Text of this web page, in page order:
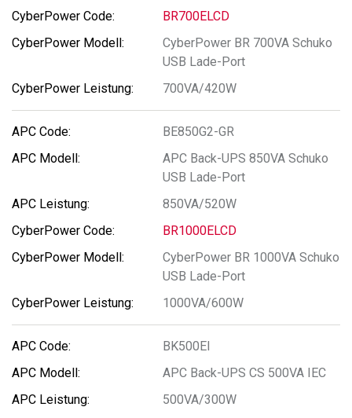
BR700ELCD
CyberPower BR 700VA Schuko
USB Lade-Port
700VA/420W
BE850G2-GR
APC Back-UPS 850VA Schuko
USB Lade-Port
850VA/520W
BR1000ELCD
CyberPower BR 1000VA Schuko
USB Lade-Port
1000VA/600W
BK500EI
APC Back-UPS CS 500VA IEC
500VA/300W